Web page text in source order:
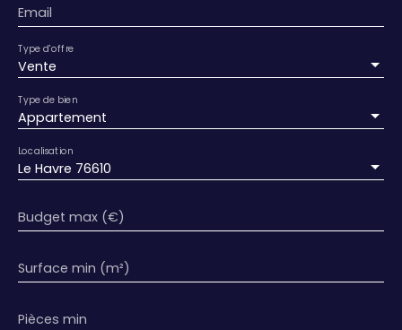
Email
Vente
Type d'offre
Appartement
Type de bien
Le Havre 76610
Localisation
Budget max (€)
Surface min (m²)
Pièces min